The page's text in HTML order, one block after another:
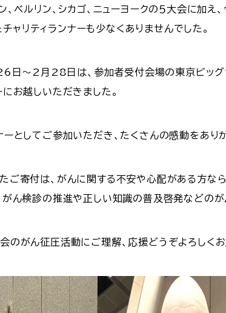
ン、ベルリン、シカゴ、ニューヨークの５大会に
リティランナーも少なくありませんでした。
日～2月28日は、参加者受付会場の東京ビッグ
お越しいただきました。
ーとしてご参加いただき、たくさんの感動をあり
ご寄付は、がんに関する不安や心配がある方な
がん検診の推進や正しい知識の普及啓発などの
のがん征圧活動にご理解、応援どうぞよろしくお